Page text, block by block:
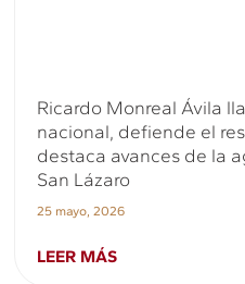
Ricardo Monreal Ávila
nacional, defiende el
destaca avances de la
San Lázaro
25 mayo, 2026
LEER MÁS